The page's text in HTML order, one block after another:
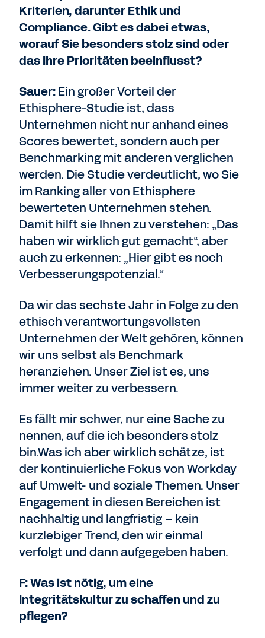
Kriterien, darunter Ethik und
Compliance. Gibt es dabei etwas,
worauf Sie besonders stolz sind oder
das Ihre Prioritäten beeinflusst?
Sauer:Ein großer Vorteil der
Ethisphere-Studie ist, dass
Unternehmen nicht nur anhand eines
Scores bewertet, sondern auch per
Benchmarking mit anderen verglichen
werden. Die Studie verdeutlicht, wo Sie
im Ranking aller von Ethisphere
bewerteten Unternehmen stehen.
Damit hilft sie Ihnen zu verstehen: „Das
haben wir wirklich gut gemacht“, aber
auch zu erkennen: „Hier gibt es noch
Verbesserungspotenzial.“
Da wir das sechste Jahr in Folge zu den
ethisch verantwortungsvollsten
Unternehmen der Welt gehören, können
wir uns selbst als Benchmark
heranziehen. Unser Ziel ist es, uns
immer weiter zu verbessern.
Es fällt mir schwer, nur eine Sache zu
nennen, auf die ich besonders stolz
bin.Was ich aber wirklich schätze, ist
der kontinuierliche Fokus von Workday
auf Umwelt- und soziale Themen. Unser
Engagement in diesen Bereichen ist
nachhaltig und langfristig – kein
kurzlebiger Trend, den wir einmal
verfolgt und dann aufgegeben haben.
F: Was ist nötig, um eine
Integritätskultur zu schaffen und zu
pflegen?